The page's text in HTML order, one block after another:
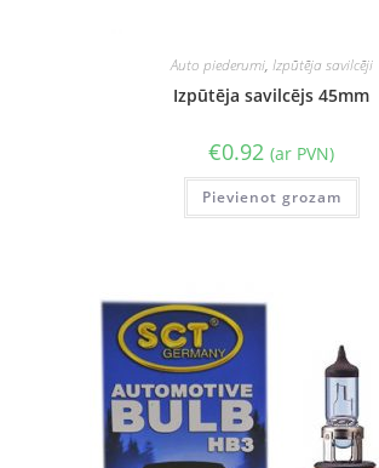
Auto piederumi, Izpūtēja savilcēji
Izpūtēja savilcējs 45mm
€0.92 (ar PVN)
Pievienot grozam